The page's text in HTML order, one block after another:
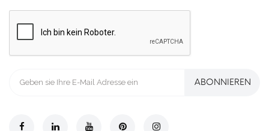
ABONNIEREN